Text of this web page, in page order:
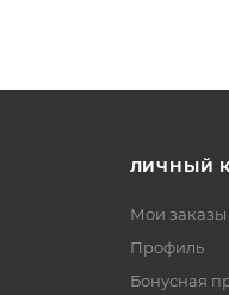
ЛИЧНЫЙ
Мои заказы
Профиль
Бонусная